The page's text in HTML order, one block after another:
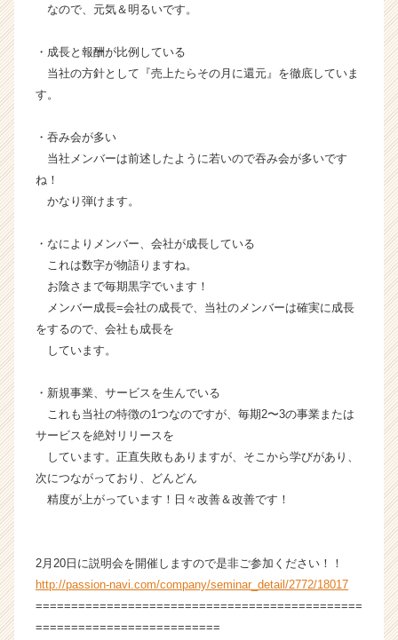
く
活
サ
キ
h
e
e
r
C
e
r）
なので、元気＆明るいです。
・成長と報酬が比例している
当社の方針として『売上たらその月に還元』を徹底していま
す。
・吞み会が多い
当社メンバーは前述したように若いので吞み会が多いです
ね！
かなり弾けます。
・なによりメンバー、会社が成長している
これは数字が物語りますね。
お陰さまで毎期黒字でいます！
メンバー成長=会社の成長で、当社のメンバーは確実に成長
をするので、会社も成長を
しています。
・新規事業、サービスを生んでいる
これも当社の特徴の1つなのですが、毎期2〜3の事業または
サービスを絶対リリースを
しています。正直失敗もありますが、そこから学びがあり、
次につながっており、どんどん
精度が上がっています！日々改善＆改善です！
2月20日に説明会を開催しますので是非ご参加ください！！
http://passion-navi.com/company/seminar_detail/2772/18017
==============================================
==========================